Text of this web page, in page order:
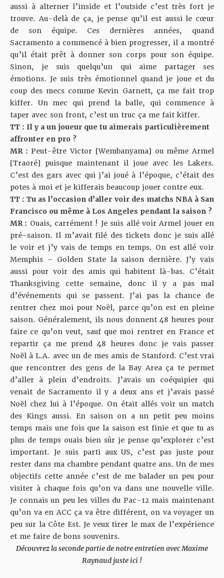
aussi à alterner l’inside et l’outside c’est très fort je
trouve. Au-delà de ça, je pense qu’il est aussi le cœur
de son équipe. Ces dernières années, quand
Sacramento a commencé à bien progresser, il a montré
qu’il était prêt à donner son corps pour son équipe.
Sinon, je suis quelqu’un qui aime partager ses
émotions. Je suis très émotionnel quand je joue et du
coup des mecs comme Kevin Garnett, ça me fait trop
kiffer. Un mec qui prend la balle, qui commence à
taper avec son front, c’est un truc ça me fait kiffer.
TT : Il y a un joueur que tu aimerais particulièrement
affronter en pro ?
MR : Peut-être Victor [Wembanyama] ou même Armel
[Traoré] puisque maintenant il joue avec les Lakers.
C’est des gars avec qui j’ai joué à l’époque, c’était des
potes à moi et je kifferais beaucoup jouer contre eux.
TT : Tu as l’occasion d’aller voir des matchs NBA à San
Francisco ou même à Los Angeles pendant la saison ?
MR : Ouais, carrément ! Je suis allé voir Armel jouer en
pré-saison. Il m’avait filé des tickets donc je suis allé
le voir et j’y vais de temps en temps. On est allé voir
Memphis – Golden State la saison dernière. J’y vais
aussi pour voir des amis qui habitent là-bas. C’était
Thanksgiving cette semaine, donc il y a pas mal
d’événements qui se passent. J’ai pas la chance de
rentrer chez moi pour Noël, parce qu’on est en pleine
saison. Généralement, ils nous donnent 48 heures pour
faire ce qu’on veut, sauf que moi rentrer en France et
repartir ça me prend 48 heures donc je vais passer
Noël à L.A. avec un de mes amis de Stanford. C’est vrai
que rencontrer des gens de la Bay Area ça te permet
d’aller à plein d’endroits. J’avais un coéquipier qui
venait de Sacramento il y a deux ans et j’avais passé
Noël chez lui à l’époque. On était allés voir un match
des Kings aussi. En saison on a un petit peu moins
temps mais une fois que la saison est finie et que tu as
plus de temps ouais bien sûr je pense qu’explorer c’est
important. Je suis parti aux US, c’est pas juste pour
rester dans ma chambre pendant quatre ans. Un de mes
objectifs cette année c’est de me balader un peu pour
visiter à chaque fois qu’on va dans une nouvelle ville.
Je connais un peu les villes du Pac-12 mais maintenant
qu’on va en ACC ça va être différent, on va voyager un
peu sur la Côte Est. Je veux tirer le max de l’expérience
et me faire de bons souvenirs.
Découvrez la seconde partie de notre entretien avec Maxime
Raynaud juste ici !